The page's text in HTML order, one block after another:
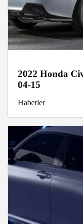
2022 Honda
04-15
Haberler